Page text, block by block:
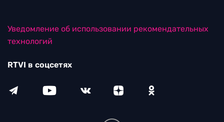
Уведомление об использовании рекомендательных
технологий
RTVI в соцсетях